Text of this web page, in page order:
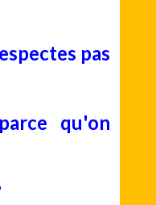
pas
qu'on